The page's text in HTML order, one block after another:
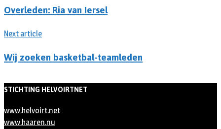
Overleden: Ria van Iersel
Next article
Wij zoeken basketbal-teamleden
STICHTING HELVOIRTNET
www.helvoirt.net
www.haaren.nu